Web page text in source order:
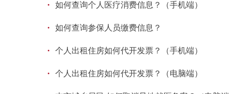
· 如何查询个人医疗消费信息？（手机端）
· 如何查询参保人员缴费信息？
· 个人出租住房如何代开发票？（手机端）
· 个人出租住房如何代开发票？（电脑端）